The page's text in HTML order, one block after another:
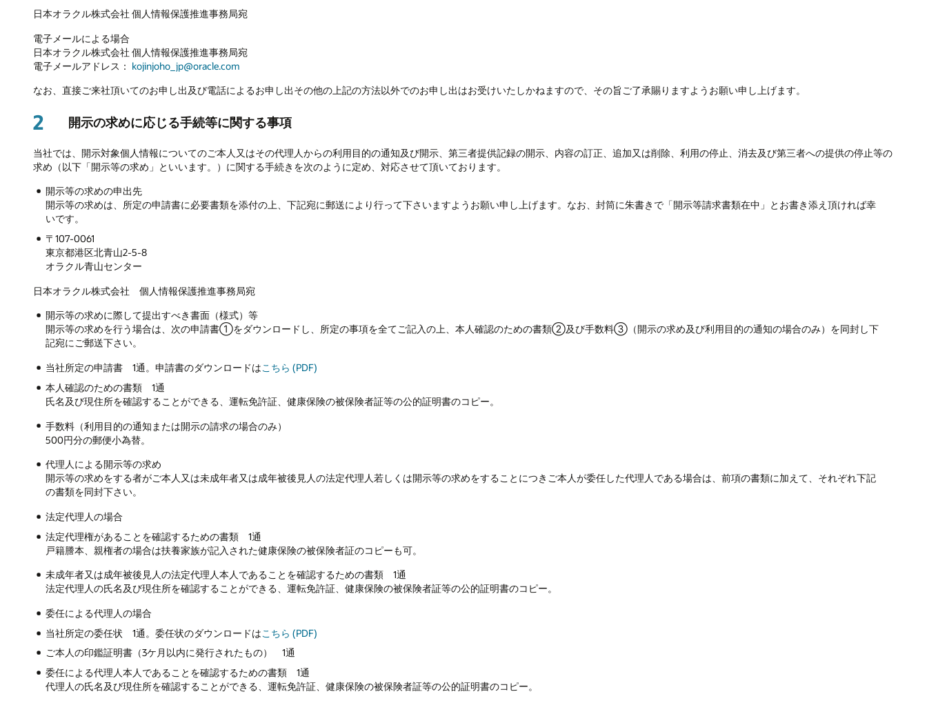
日本オラクル株式会社 個人情報保護推進事務局宛
電子メールによる場合
日本オラクル株式会社 個人情報保護推進事務局宛
電子メールアドレス： kojinjoho_jp@oracle.com
なお、直接ご来社頂いてのお申し出及び電話によるお申し出その他の上記の方法以外でのお申し出はお受けいたしかねますので、その旨ご了承賜りますようお願い申し上げます。
2 開示の求めに応じる手続等に関する事項
当社では、開示対象個人情報についてのご本人又はその代理人からの利用目的の通知及び開示、第三者提供記録の開示、内容の訂正、追加又は削除、利用の停止、消去及び第三者への提供の停止等の
求め（以下「開示等の求め」といいます。）に関する手続きを次のように定め、対応させて頂いております。
開示等の求めの申出先
開示等の求めは、所定の申請書に必要書類を添付の上、下記宛に郵送により行って下さいますようお願い申し上げます。なお、封筒に朱書きで「開示等請求書類在中」とお書き添え頂ければ幸
いです。
〒107-0061
東京都港区北青山2-5-8
オラクル青山センター
日本オラクル株式会社 個人情報保護推進事務局宛
開示等の求めに際して提出すべき書面（様式）等
開示等の求めを行う場合は、次の申請書①をダウンロードし、所定の事項を全てご記入の上、本人確認のための書類②及び手数料③（開示の求め及び利用目的の通知の場合のみ）を同封し下
記宛にご郵送下さい。
当社所定の申請書 1通。申請書のダウンロードはこちら (PDF)
本人確認のための書類 1通
氏名及び現住所を確認することができる、運転免許証、健康保険の被保険者証等の公的証明書のコピー。
手数料（利用目的の通知または開示の請求の場合のみ）
500円分の郵便小為替。
代理人による開示等の求め
開示等の求めをする者がご本人又は未成年者又は成年被後見人の法定代理人若しくは開示等の求めをすることにつきご本人が委任した代理人である場合は、前項の書類に加えて、それぞれ下記
の書類を同封下さい。
法定代理人の場合
法定代理権があることを確認するための書類 1通
戸籍謄本、親権者の場合は扶養家族が記入された健康保険の被保険者証のコピーも可。
未成年者又は成年被後見人の法定代理人本人であることを確認するための書類 1通
法定代理人の氏名及び現住所を確認することができる、運転免許証、健康保険の被保険者証等の公的証明書のコピー。
委任による代理人の場合
当社所定の委任状 1通。委任状のダウンロードはこちら (PDF)
ご本人の印鑑証明書（3ケ月以内に発行されたもの） 1通
委任による代理人本人であることを確認するための書類 1通
代理人の氏名及び現住所を確認することができる、運転免許証、健康保険の被保険者証等の公的証明書のコピー。